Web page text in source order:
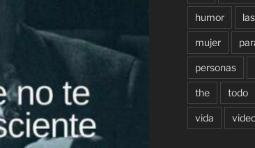
humor las
mujer
personas
the todo
vida